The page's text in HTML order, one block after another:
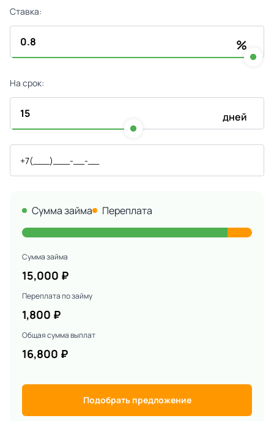
Ставка:
%
На срок:
дней
Сумма займа Переплата
Сумма займа
15,000 ₽
Переплата по займу
1,800 ₽
Общая сумма выплат
16,800 ₽
Подобрать предложение